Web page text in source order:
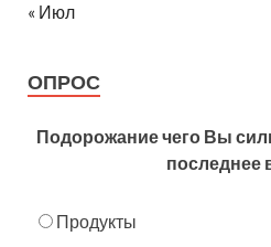
« Июл
ОПРОС
Подорожание чего Вы
последнее
Продукты